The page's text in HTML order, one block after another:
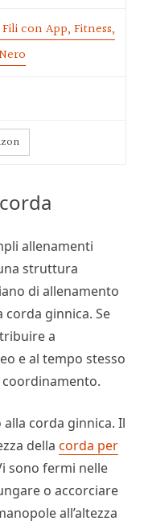
con App, Fitness,
allenamenti
struttura
di allenamento
corda ginnica. Se
a
e al tempo stesso
corda ginnica. Il
dellacorda per
sono fermi nelle
o accorciare
all’altezza